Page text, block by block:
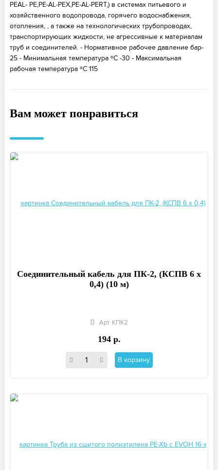
PEAL- PE,PE-AL-PEX,PE-AL-PERT,) в системах питьевого и
хозяйственного водопровода, горячего водоснабжения,
отопления, , а также на технологических трубопроводах,
транспортирующих жидкости, не агрессивные к материалам
труб и соединителей. - Нормативное рабочее давление бар-
25 - Минимальная температура ºС -30 - Максимальная
рабочая температура ºС 115
Вам может понравиться
Соединительный кабель для ПК-2, (КСПВ 6 х
0,4) (10 м)
Арт. КПК2
194 р.
В корзину